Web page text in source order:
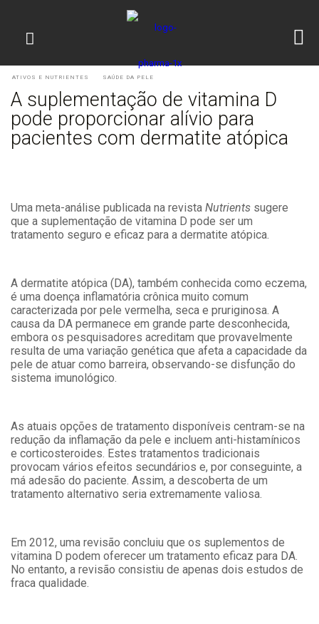
ATIVOS E NUTRIENTES SAÚDE DA PELE
A suplementação de vitamina D
pode proporcionar alívio para
pacientes com dermatite atópica
Uma meta-análise publicada na revista Nutrients sugere
que a suplementação de vitamina D pode ser um
tratamento seguro e eficaz para a dermatite atópica.
A dermatite atópica (DA), também conhecida como eczema,
é uma doença inflamatória crônica muito comum
caracterizada por pele vermelha, seca e pruriginosa. A
causa da DA permanece em grande parte desconhecida,
embora os pesquisadores acreditam que provavelmente
resulta de uma variação genética que afeta a capacidade da
pele de atuar como barreira, observando-se disfunção do
sistema imunológico.
As atuais opções de tratamento disponíveis centram-se na
redução da inflamação da pele e incluem anti-histamínicos
e corticosteroides. Estes tratamentos tradicionais
provocam vários efeitos secundários e, por conseguinte, a
má adesão do paciente. Assim, a descoberta de um
tratamento alternativo seria extremamente valiosa.
Em 2012, uma revisão concluiu que os suplementos de
vitamina D podem oferecer um tratamento eficaz para DA.
No entanto, a revisão consistiu de apenas dois estudos de
fraca qualidade.